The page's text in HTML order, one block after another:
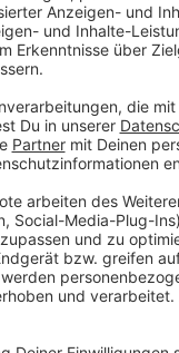
· von der A1 aus
· von der A57 aus
· von der A57 aus
Die A57 ist im
der A1 aus
Dortmund sowie die
Der Fernverkehr
werden mit Rotem
ausgeschildert: In
(Fahrtrichtung